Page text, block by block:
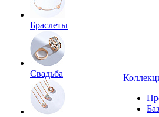
Браслеты
Свадьба